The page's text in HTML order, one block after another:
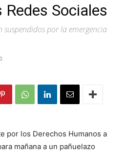
Sociales
suspendidos por la emergencia
por los Derechos Humanos a
mañana a un pañuelazo